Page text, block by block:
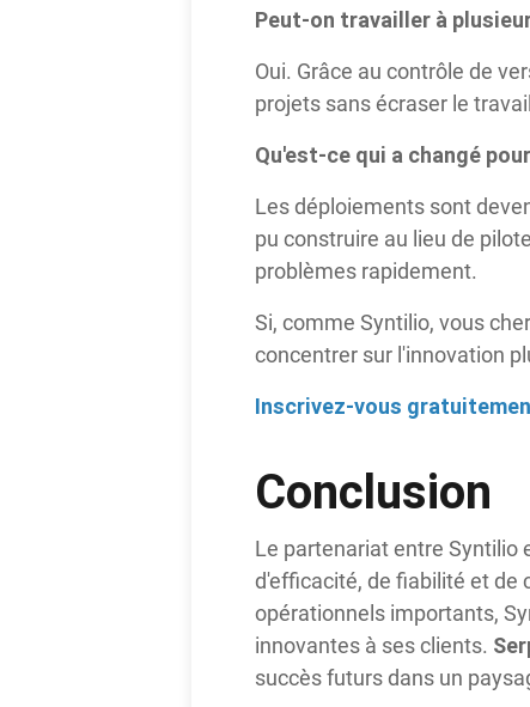
Peut-on travailler à
Oui. Grâce au contrôle de
projets sans écraser le
Qu'est-ce qui a changé
Les déploiements sont
pu construire au lieu de
problèmes rapidement.
Si, comme Syntilio, vous
concentrer sur l'innovation
Inscrivez-vous
Conclusion
Le partenariat entre Syntilio
d'efficacité, de fiabilité et de
opérationnels importants,
innovantes à ses clients.
succès futurs dans un